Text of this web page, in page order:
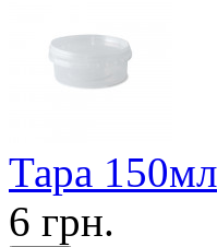
Тара 150мл
6 грн.